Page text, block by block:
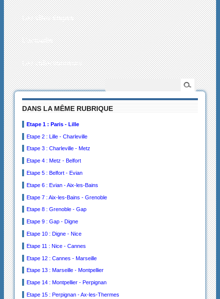
Les villes étapes
L’actualité
Les collectionneurs
DANS LA MÊME RUBRIQUE
Etape 1 : Paris - Lille
Etape 2 : Lille - Charleville
Etape 3 : Charleville - Metz
Etape 4 : Metz - Belfort
Etape 5 : Belfort - Evian
Etape 6 : Evian - Aix-les-Bains
Etape 7 : Aix-les-Bains - Grenoble
Etape 8 : Grenoble - Gap
Etape 9 : Gap - Digne
Etape 10 : Digne - Nice
Etape 11 : Nice - Cannes
Etape 12 : Cannes - Marseille
Etape 13 : Marseille - Montpellier
Etape 14 : Montpellier - Perpignan
Etape 15 : Perpignan - Ax-les-Thermes